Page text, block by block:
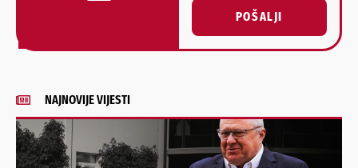
POŠALJI
Alternative:
NAJNOVIJE VIJESTI